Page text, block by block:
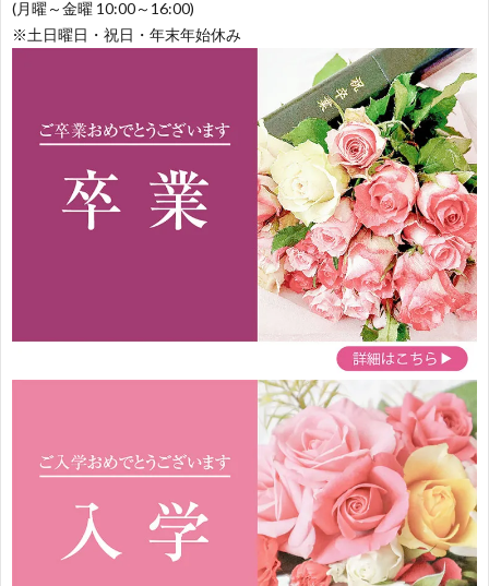
(月曜～金曜 10:00～16:00)
※土日曜日・祝日・年末年始休み